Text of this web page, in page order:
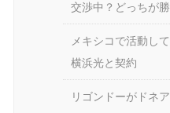
交渉中？どっちが勝
メキシコで活動し
横浜光と契約
リゴンドーがドネ